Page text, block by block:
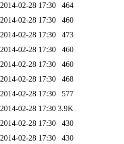
2014-02-28 17:30
464
2014-02-28 17:30
460
2014-02-28 17:30
473
2014-02-28 17:30
460
2014-02-28 17:30
460
2014-02-28 17:30
468
2014-02-28 17:30
577
2014-02-28 17:30 3.9K
2014-02-28 17:30
430
2014-02-28 17:30
430